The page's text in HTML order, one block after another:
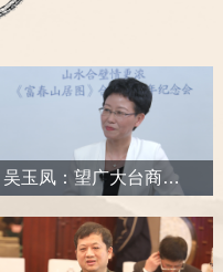
吴玉凤：望广大台商台青来富阳创业投资，共建共享现代版富春山居图